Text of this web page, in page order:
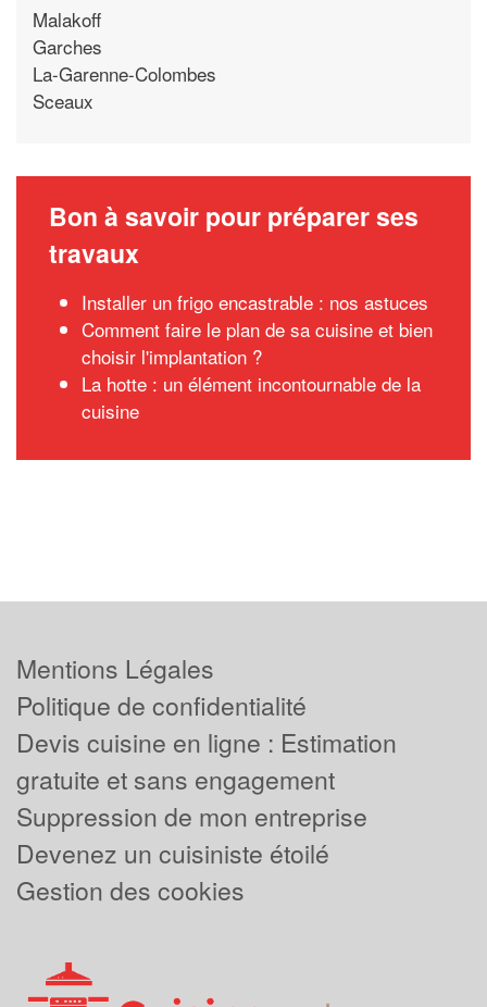
Malakoff
Garches
La-Garenne-Colombes
Sceaux
Bon à savoir pour préparer ses
travaux
Installer un frigo encastrable : nos astuces
Comment faire le plan de sa cuisine et bien
choisir l'implantation ?
La hotte : un élément incontournable de la
cuisine
Mentions Légales
Politique de confidentialité
Devis cuisine en ligne : Estimation
gratuite et sans engagement
Suppression de mon entreprise
Devenez un cuisiniste étoilé
Gestion des cookies